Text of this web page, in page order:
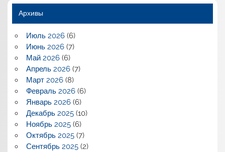
Архивы
Июль 2026(6)
Июнь 2026(7)
Май 2026(6)
Апрель 2026(7)
Март 2026(8)
Февраль 2026(6)
Январь 2026(6)
Декабрь 2025(10)
Ноябрь 2025(6)
Октябрь 2025(7)
Сентябрь 2025(2)